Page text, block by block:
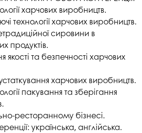
харчових виробництв.
технології харчових виробництв.
сировини в
продуктів.
якості та безпечності харчових
харчових виробництв.
пакування та зберігання
ресторанному бізнесі.
українська, англійська.